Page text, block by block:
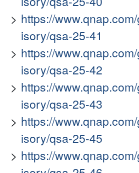
https://
isory/qsa-25-41
https://
isory/qsa-25-42
https://
isory/qsa-25-43
https://
isory/qsa-25-45
https://